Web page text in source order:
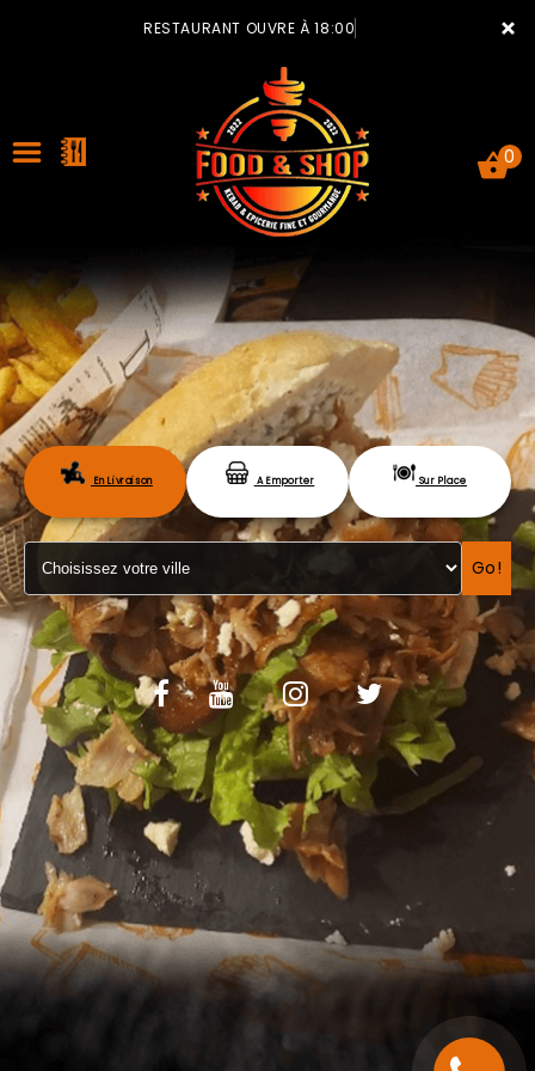
×
RESTAURANT OUVRE À 18:00
ACCUEIL
LA CARTE
VOTRE COMPTE
NOTRE RESTAURANT
VOS AVIS
MENTIONS LÉGALES
C.G.V
0
En Livraison A Emporter Sur Place
Go!